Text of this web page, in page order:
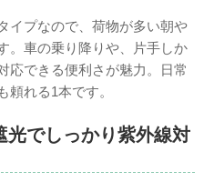
イプなので、荷物が多い朝や
。車の乗り降りや、片手しか
応できる便利さが魅力。日常
れる1本です。
光でしっかり紫外線対